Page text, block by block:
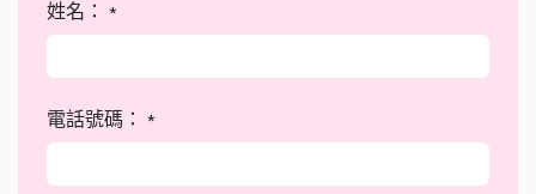
姓名： *
電話號碼： *